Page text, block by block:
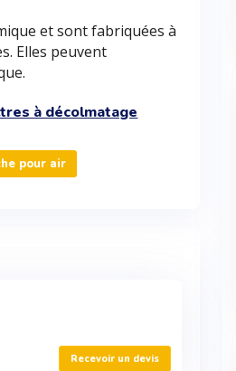
et sont fabriquées à
Elles peuvent
à décolmatage
pour air
Recevoir un devis